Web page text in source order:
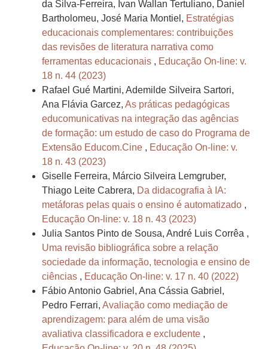
da Silva-Ferreira, Ivan Wallan Tertuliano, Daniel
Bartholomeu, José Maria Montiel, Estratégias
educacionais complementares: contribuições
das revisões de literatura narrativa como
ferramentas educacionais , Educação On-line: v.
18 n. 44 (2023)
Rafael Gué Martini, Ademilde Silveira Sartori,
Ana Flávia Garcez, As práticas pedagógicas
educomunicativas na integração das agências
de formação: um estudo de caso do Programa de
Extensão Educom.Cine , Educação On-line: v.
18 n. 43 (2023)
Giselle Ferreira, Márcio Silveira Lemgruber,
Thiago Leite Cabrera, Da didacografia à IA:
metáforas pelas quais o ensino é automatizado ,
Educação On-line: v. 18 n. 43 (2023)
Julia Santos Pinto de Sousa, André Luis Corrêa ,
Uma revisão bibliográfica sobre a relação
sociedade da informação, tecnologia e ensino de
ciências , Educação On-line: v. 17 n. 40 (2022)
Fábio Antonio Gabriel, Ana Cássia Gabriel,
Pedro Ferrari, Avaliação como mediação de
aprendizagem: para além de uma visão
avaliativa classificadora e excludente ,